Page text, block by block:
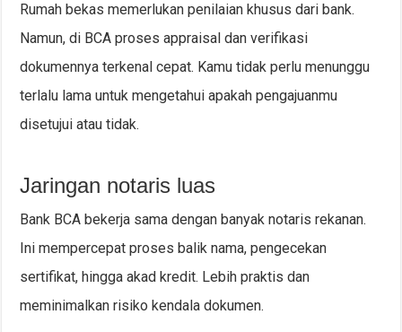
Rumah bekas memerlukan penilaian khusus dari bank.
Namun, di BCA proses appraisal dan verifikasi
dokumennya terkenal cepat. Kamu tidak perlu menunggu
terlalu lama untuk mengetahui apakah pengajuanmu
disetujui atau tidak.
Jaringan notaris luas
Bank BCA bekerja sama dengan banyak notaris rekanan.
Ini mempercepat proses balik nama, pengecekan
sertifikat, hingga akad kredit. Lebih praktis dan
meminimalkan risiko kendala dokumen.